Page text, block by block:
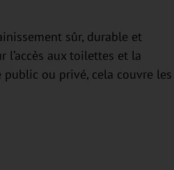
sûr, durable et
aux toilettes et la
ou privé, cela couvre les